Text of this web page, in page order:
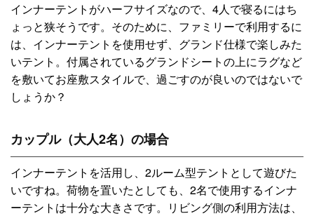
インナーテントがハーフサイズなので、4人で寝るにはち
ょっと狭そうです。そのために、ファミリーで利用するに
は、インナーテントを使用せず、グランド仕様で楽しみた
いテント。付属されているグランドシートの上にラグなど
を敷いてお座敷スタイルで、過ごすのが良いのではないで
しょうか？
カップル（大人2名）の場合
インナーテントを活用し、2ルーム型テントとして遊びた
いですね。荷物を置いたとしても、2名で使用するインナ
ーテントは十分な大きさです。リビング側の利用方法は、